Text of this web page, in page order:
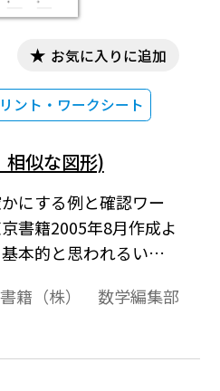
ント・ワークシート
お気に入りに追加
似な図形)
にする例と確認ワー
書籍2005年8月作成よ
本的と思われるいく
書の「例」，「問」を
ートでは，例のすぐ下
籍（株） 数学編集部